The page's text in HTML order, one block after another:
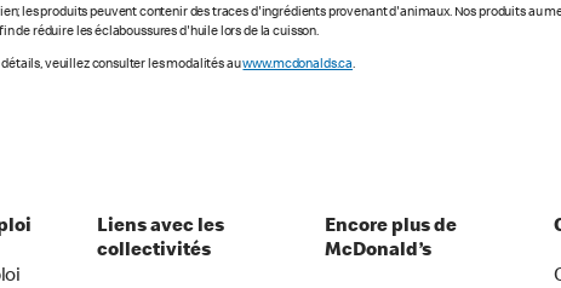
les produits peuvent contenir des traces d'ingrédients provenant d'animaux. Nos produits au
de réduire les éclaboussures d'huile lors de la cuisson.
veuillez consulter les modalités auwww.mcdonalds.ca.
Liens avec les
collectivités
Encore plus de
McDonald’s